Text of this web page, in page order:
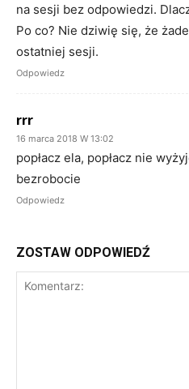
na sesji bez odpowiedzi.
Po co? Nie dziwię się, że
ostatniej sesji.
Odpowiedz
rrr
16 marca 2018 W 13:02
popłacz ela, popłacz nie
bezrobocie
Odpowiedz
ZOSTAW ODPOWIEDŹ